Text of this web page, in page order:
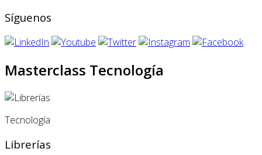
Síguenos
Masterclass Tecnología
Tecnología
Librerías